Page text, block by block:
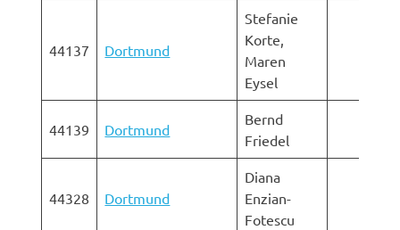
44137 Dortmund
Stefanie
Korte,
Maren
Eysel
44139 Dortmund
Bernd
Friedel
44328 Dortmund
Diana
Enzian-
Fotescu